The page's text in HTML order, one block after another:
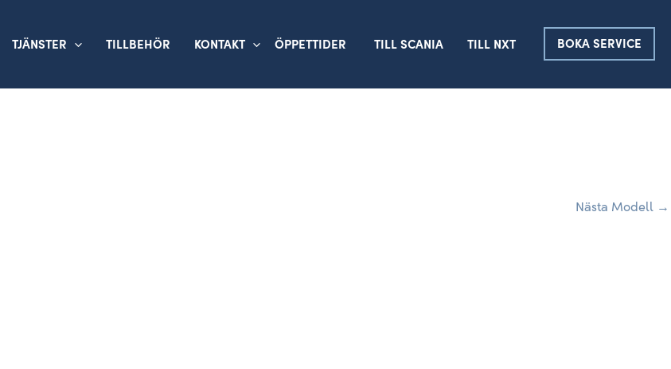
TJÄNSTER TILLBEHÖR KONTAKT ÖPPETTIDER TILL SCANIA TILL NXT BOKA SERVICE
Nästa Modell →